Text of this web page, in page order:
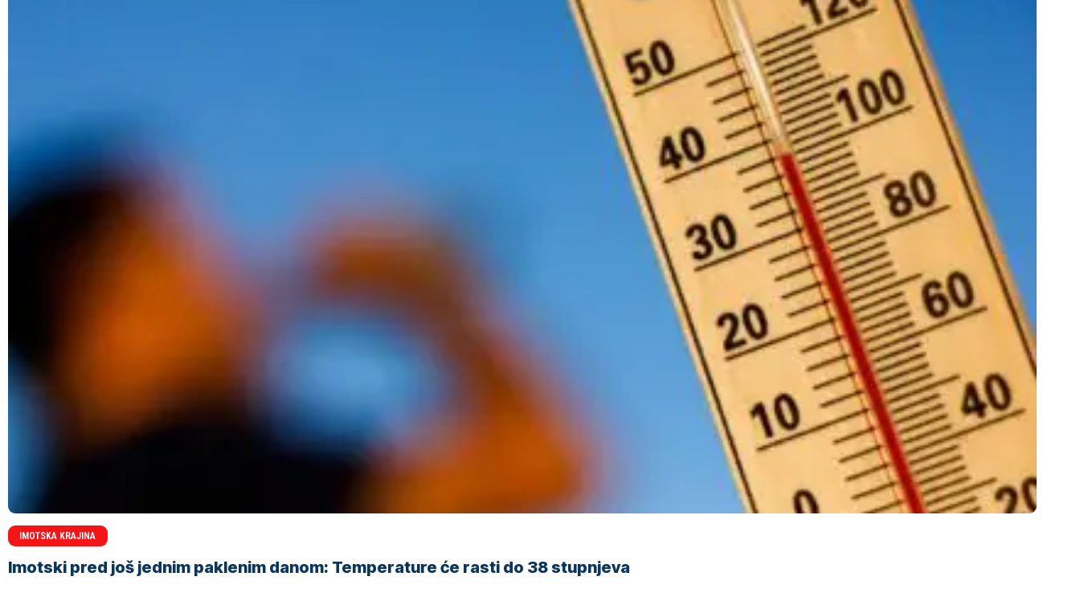
IMOTSKA KRAJINA
Imotski pred još jednim paklenim danom: Temperature će rasti do 38 stupnjeva